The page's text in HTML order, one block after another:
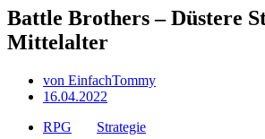
Battle Brothers – Düstere
Mittelalter
von EinfachTommy
16.04.2022
RPG
Strategie